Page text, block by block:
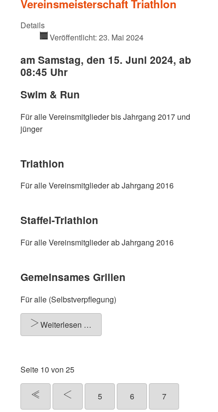
Vereinsmeisterschaft Triathlon
Details
Veröffentlicht: 23. Mai 2024
am Samstag, den 15. Juni 2024, ab
08:45 Uhr
Swim & Run
Für alle Vereinsmitglieder bis Jahrgang 2017 und
jünger
Triathlon
Für alle Vereinsmitglieder ab Jahrgang 2016
Staffel-Triathlon
Für alle Vereinsmitglieder ab Jahrgang 2016
Gemeinsames Grillen
Für alle (Selbstverpflegung)
Weiterlesen …
Seite 10 von 25
5 6 7